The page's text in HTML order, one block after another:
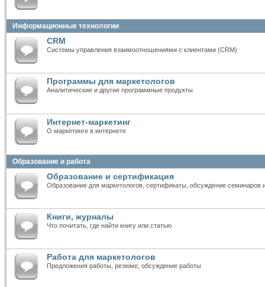
Информационные технологии
CRM
Системы управления взаимоотношениями с клиентами (CRM)
Программы для маркетологов
Аналитические и другие программные продукты
Интернет-маркетинг
О маркетинге в интернете
Образование и работа
Образование и сертификация
Образование для маркетологов, сертификаты, обсуждение семинаров
Книги, журналы
Что почитать, где найти книгу или статью
Работа для маркетологов
Предложения работы, резюме, обсуждение работы